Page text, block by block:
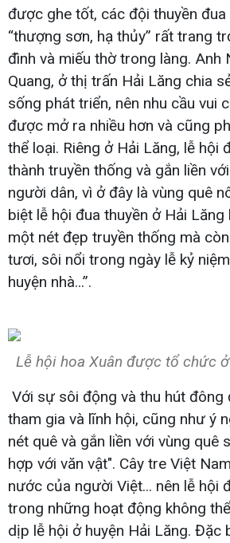
được ghe tốt, các đội thuyền
“thượng sơn, hạ thủy” rất trang
đình và miếu thờ trong làng. Anh
Quang, ở thị trấn Hải Lăng chia
sống phát triển, nên nhu cầu vui
được mở ra nhiều hơn và cũng
thể loại. Riêng ở Hải Lăng, lễ hội
thành truyền thống và gắn liền
người dân, vì ở đây là vùng quê
biệt lễ hội đua thuyền ở Hải
một nét đẹp truyền thống mà
tươi, sôi nổi trong ngày lễ kỷ
huyện nhà...”.
Lễ hội hoa Xuân được tổ chức
Với sự sôi động và thu hút
tham gia và lĩnh hội, cũng như ý
nét quê và gắn liền với vùng quê
hợp với văn vật". Cây tre Việt
nước của người Việt... nên lễ hội
trong những hoạt động không
dịp lễ hội ở huyện Hải Lăng. Đặc